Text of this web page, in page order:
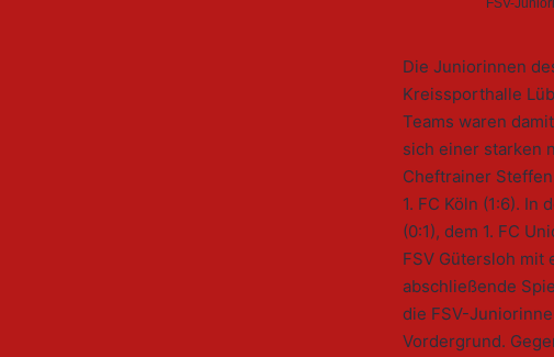
FSV-
Die Juniorinnen
Kreissporthalle
Teams waren
sich einer starken
Cheftrainer
1. FC Köln (1:6).
(0:1), dem 1. FC
FSV Gütersloh mit
abschließende
die FSV-
Vordergrund.